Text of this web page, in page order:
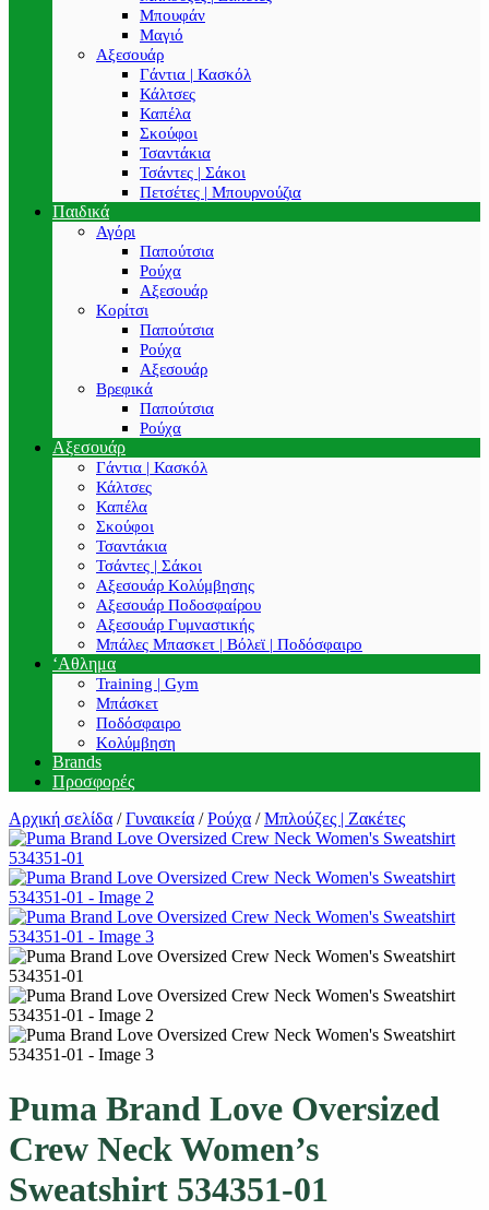
Μπουφάν
Μαγιό
Αξεσουάρ
Γάντια | Κασκόλ
Κάλτσες
Καπέλα
Σκούφοι
Τσαντάκια
Τσάντες | Σάκοι
Πετσέτες | Μπουρνούζια
Παιδικά
Αγόρι
Παπούτσια
Ρούχα
Αξεσουάρ
Κορίτσι
Παπούτσια
Ρούχα
Αξεσουάρ
Βρεφικά
Παπούτσια
Ρούχα
Αξεσουάρ
Γάντια | Κασκόλ
Κάλτσες
Καπέλα
Σκούφοι
Τσαντάκια
Τσάντες | Σάκοι
Αξεσουάρ Κολύμβησης
Αξεσουάρ Ποδοσφαίρου
Αξεσουάρ Γυμναστικής
Μπάλες Μπασκετ | Βόλεϊ | Ποδόσφαιρο
‘Αθλημα
Training | Gym
Μπάσκετ
Ποδόσφαιρο
Κολύμβηση
Brands
Προσφορές
Αρχική σελίδα / Γυναικεία / Ρούχα / Μπλούζες | Ζακέτες
Puma Brand Love Oversized
Crew Neck Women’s
Sweatshirt 534351-01